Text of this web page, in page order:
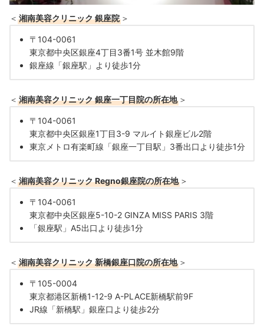
＜ 湘南美容クリニック 銀座院 ＞
〒104-0061
東京都中央区銀座4丁目3番1号 並木館9階
銀座線「銀座駅」より徒歩1分
＜ 湘南美容クリニック 銀座一丁目院の所在地 ＞
〒104-0061
東京都中央区銀座1丁目3-9 マルイト銀座ビル2階
東京メトロ有楽町線「銀座一丁目駅」3番出口より徒歩1分
＜ 湘南美容クリニック Regno銀座院の所在地 ＞
〒104-0061
東京都中央区銀座5-10-2 GINZA MISS PARIS 3階
「銀座駅」A5出口より徒歩1分
＜ 湘南美容クリニック 新橋銀座口院の所在地 ＞
〒105-0004
東京都港区新橋1-12-9 A-PLACE新橋駅前9F
JR線「新橋駅」銀座口より徒歩2分